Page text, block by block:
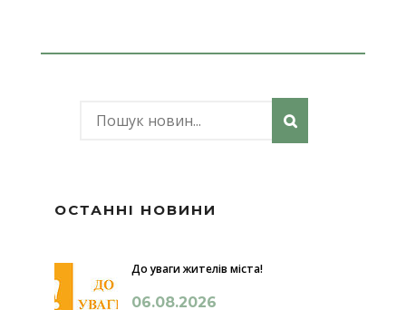
ОСТАННІ НОВИНИ
До уваги жителів міста!
06.08.2026